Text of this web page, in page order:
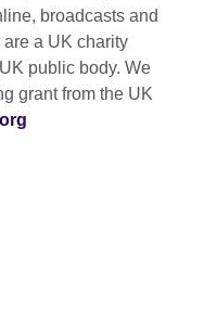
broadcasts and
a UK charity
public body. We
grant from the UK